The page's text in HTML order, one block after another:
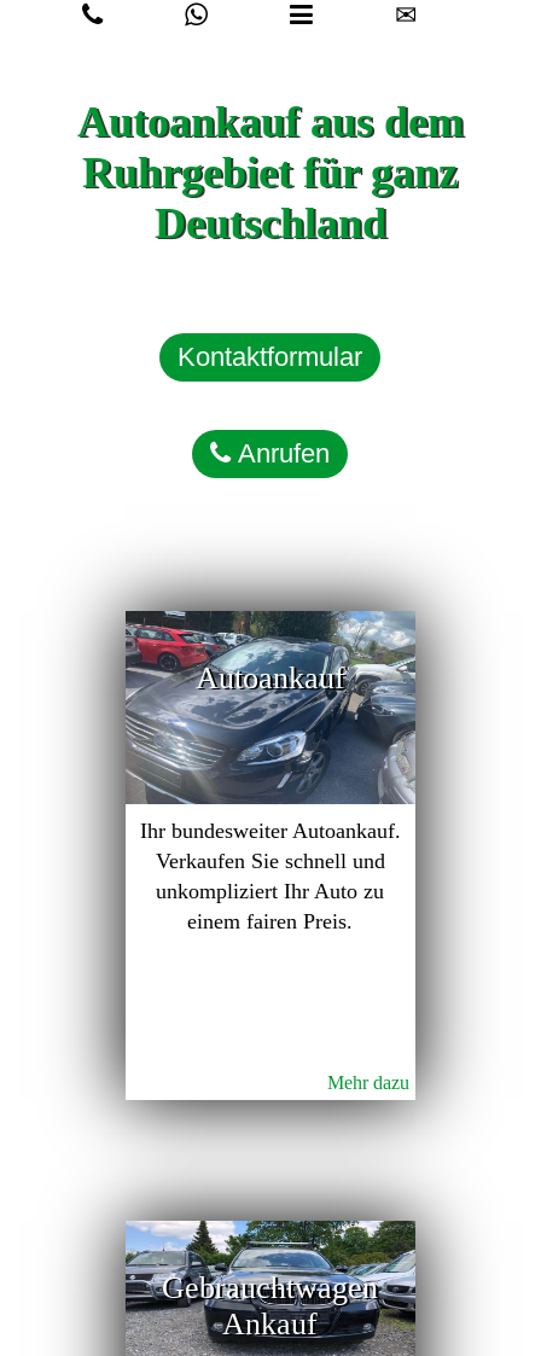
✉
Autoankauf aus dem
Ruhrgebiet für ganz
Deutschland
Kontaktformular
Anrufen
Autoankauf
Ihr bundesweiter Autoankauf.
Verkaufen Sie schnell und
unkompliziert Ihr Auto zu
einem fairen Preis.
Mehr dazu
Gebrauchtwagen
Ankauf